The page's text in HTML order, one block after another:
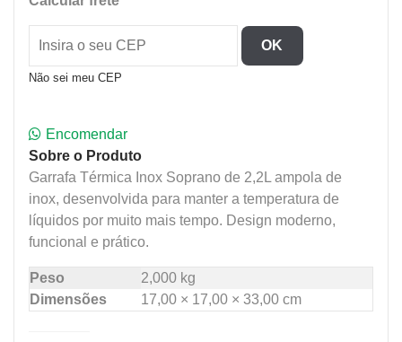
OK
Não sei meu CEP
Encomendar
Sobre o Produto
Garrafa Térmica Inox Soprano de 2,2L ampola de
inox, desenvolvida para manter a temperatura de
líquidos por muito mais tempo. Design moderno,
funcional e prático.
Peso
2,000 kg
Dimensões
17,00 × 17,00 × 33,00 cm